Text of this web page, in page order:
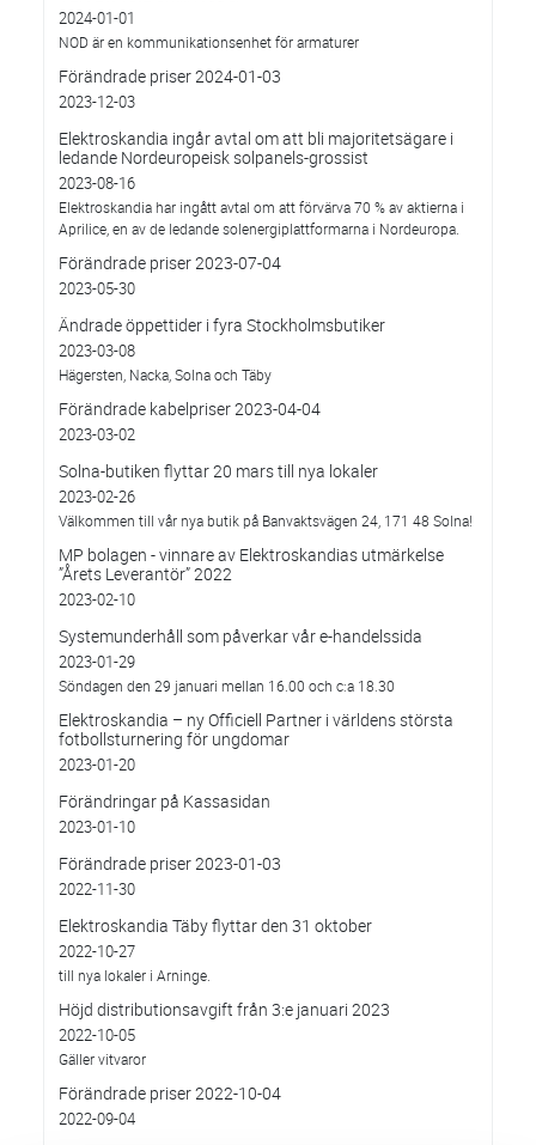
2024-01-01
NOD är en kommunikationsenhet för armaturer
Förändrade priser 2024-01-03
2023-12-03
Elektroskandia ingår avtal om att bli majoritetsägare i
ledande Nordeuropeisk solpanels-grossist
2023-08-16
Elektroskandia har ingått avtal om att förvärva 70 % av aktierna i
Aprilice, en av de ledande solenergiplattformarna i Nordeuropa.
Förändrade priser 2023-07-04
2023-05-30
Ändrade öppettider i fyra Stockholmsbutiker
2023-03-08
Hägersten, Nacka, Solna och Täby
Förändrade kabelpriser 2023-04-04
2023-03-02
Solna-butiken flyttar 20 mars till nya lokaler
2023-02-26
Välkommen till vår nya butik på Banvaktsvägen 24, 171 48 Solna!
MP bolagen - vinnare av Elektroskandias utmärkelse
”Årets Leverantör” 2022
2023-02-10
Systemunderhåll som påverkar vår e-handelssida
2023-01-29
Söndagen den 29 januari mellan 16.00 och c:a 18.30
Elektroskandia – ny Officiell Partner i världens största
fotbollsturnering för ungdomar
2023-01-20
Förändringar på Kassasidan
2023-01-10
Förändrade priser 2023-01-03
2022-11-30
Elektroskandia Täby flyttar den 31 oktober
2022-10-27
till nya lokaler i Arninge.
Höjd distributionsavgift från 3:e januari 2023
2022-10-05
Gäller vitvaror
Förändrade priser 2022-10-04
2022-09-04